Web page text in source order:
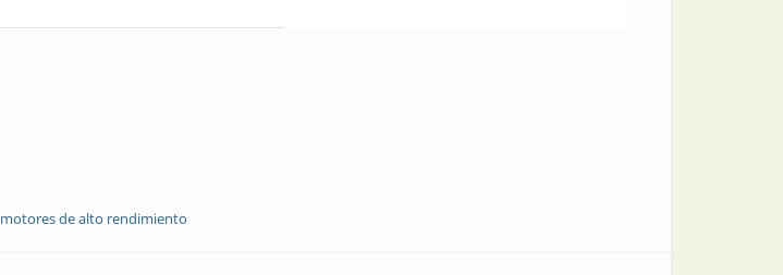
motores de alto rendimiento